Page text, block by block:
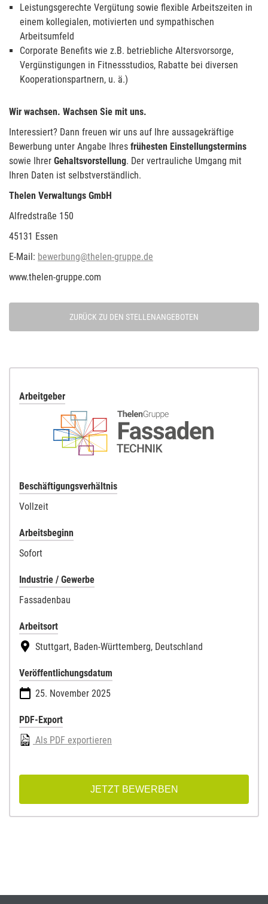
Leistungsgerechte Vergütung sowie flexible Arbeitszeiten in
einem kollegialen, motivierten und sympathischen
Arbeitsumfeld
Corporate Benefits wie z.B. betriebliche Altersvorsorge,
Vergünstigungen in Fitnessstudios, Rabatte bei diversen
Kooperationspartnern, u. ä.)
Wir wachsen. Wachsen Sie mit uns.
Interessiert? Dann freuen wir uns auf Ihre aussagekräftige
Bewerbung unter Angabe Ihres frühesten Einstellungstermins
sowie Ihrer Gehaltsvorstellung. Der vertrauliche Umgang mit
Ihren Daten ist selbstverständlich.
Thelen Verwaltungs GmbH
Alfredstraße 150
45131 Essen
E-Mail: bewerbung@thelen-gruppe.de
www.thelen-gruppe.com
ZURÜCK ZU DEN STELLENANGEBOTEN
Arbeitgeber
Beschäftigungsverhältnis
Vollzeit
Arbeitsbeginn
Sofort
Industrie / Gewerbe
Fassadenbau
Arbeitsort
Stuttgart, Baden-Württemberg, Deutschland
Veröffentlichungsdatum
25. November 2025
PDF-Export
Als PDF exportieren
JETZT BEWERBEN